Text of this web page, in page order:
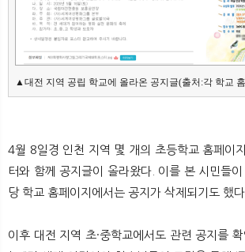
▲대전 지역 공립 학교에 올라온 공지글(출처:각 학교
4월 8일경 인천 지역 몇 개의 초등학교 홈페이
터와 함께 공지글이 올라왔다. 이를 본 시민들
당 학교 홈페이지에서는 공지가 삭제되기도 했다.
이후 대전 지역 초·중학교에서도 관련 공지를